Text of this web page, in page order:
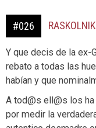
#026
Y que decis de la ex-
rebato a todas las
habían y que
A tod@s ell@s los
por medir la